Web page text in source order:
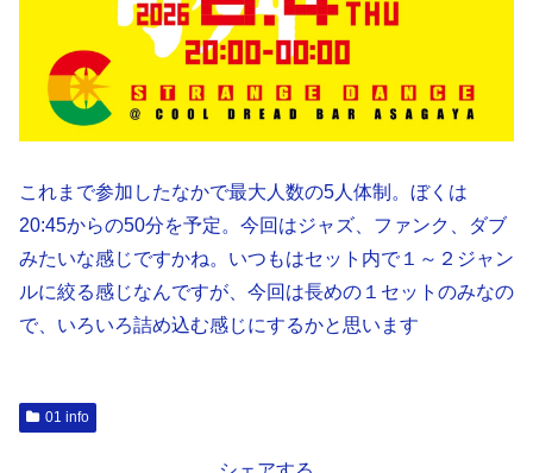
これまで参加したなかで最大人数の5人体制。ぼくは
20:45からの50分を予定。今回はジャズ、ファンク、ダブ
みたいな感じですかね。いつもはセット内で１～２ジャン
ルに絞る感じなんですが、今回は長めの１セットのみなの
で、いろいろ詰め込む感じにするかと思います
01 info